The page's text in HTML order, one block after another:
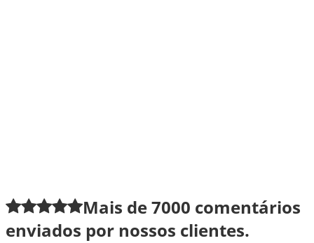
Mais de7000 comentários
enviados por nossos clientes.